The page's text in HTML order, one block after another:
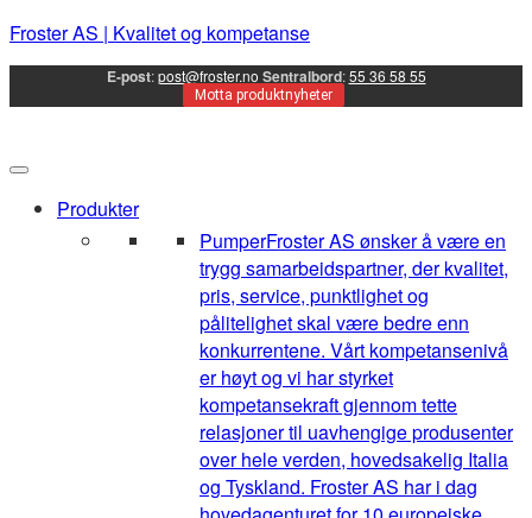
Froster AS | Kvalitet og kompetanse
E-post:post@froster.no Sentralbord:55 36 58 55
Motta produktnyheter
Produkter
PumperFroster AS ønsker å være en
trygg samarbeidspartner, der kvalitet,
pris, service, punktlighet og
pålitelighet skal være bedre enn
konkurrentene. Vårt kompetansenivå
er høyt og vi har styrket
kompetansekraft gjennom tette
relasjoner til uavhengige produsenter
over hele verden, hovedsakelig Italia
og Tyskland. Froster AS har i dag